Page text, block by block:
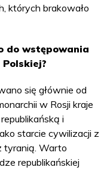
których brakowało
do wstępowania
się głównie od
w Rosji kraje
i
starcie cywilizacji z
tyranią. Warto
republikańskiej